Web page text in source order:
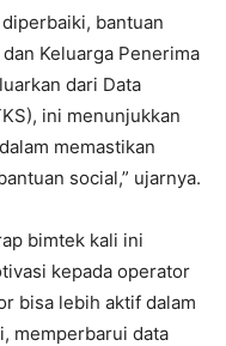
bantuan
Keluarga Penerima
dari Data
ini menunjukkan
memastikan
social,” ujarnya.
bimtek kali ini
kepada operator
bisa lebih aktif dalam
memperbarui data